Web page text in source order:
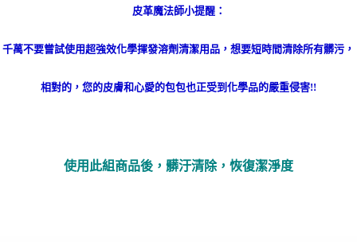
皮革魔法師小提醒：
千萬不要嘗試使用超強效化學揮發溶劑清潔用品，想要短時間清除所有髒污，
相對的，您的皮膚和心愛的包包也正受到化學品的嚴重侵害!!
使用此組商品後，髒汙清除，恢復潔淨度